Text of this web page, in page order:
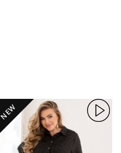
NEW